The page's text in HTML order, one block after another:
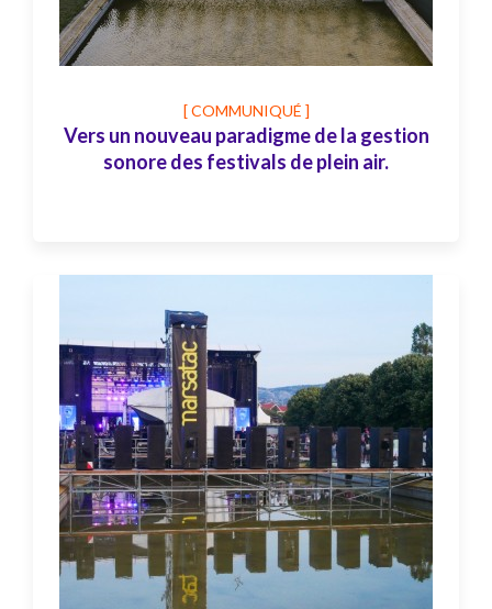
[ COMMUNIQUÉ ]
Vers un nouveau paradigme de la gestion
sonore des festivals de plein air.